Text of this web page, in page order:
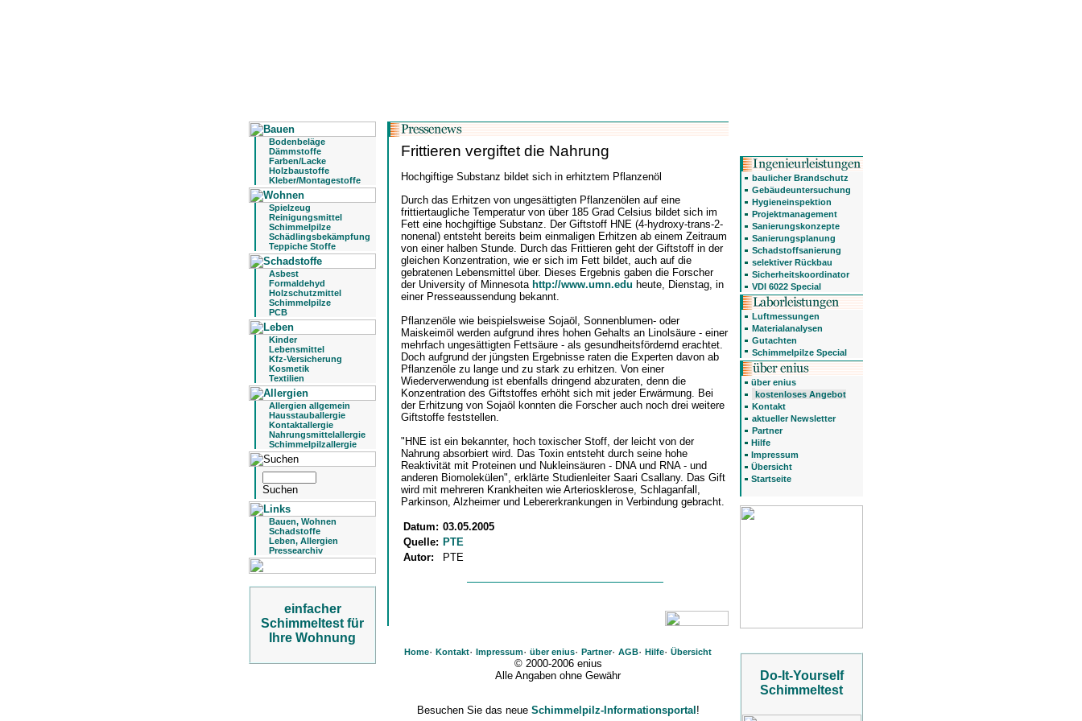
Bodenbeläge
Dämmstoffe
Farben/Lacke
Holzbaustoffe
Kleber/Montagestoffe
Spielzeug
Reinigungsmittel
Schimmelpilze
Schädlingsbekämpfung
Teppiche Stoffe
Asbest
Formaldehyd
Holzschutzmittel
Schimmelpilze
PCB
Kinder
Lebensmittel
Kfz-Versicherung
Kosmetik
Textilien
Allergien allgemein
Hausstauballergie
Kontaktallergie
Nahrungsmittelallergie
Schimmelpilzallergie
Bauen, Wohnen
Schadstoffe
Leben, Allergien
Pressearchiv
einfacher
Schimmeltest für
Ihre Wohnung
Frittieren vergiftet die Nahrung
Hochgiftige Substanz bildet sich in erhitztem Pflanzenöl
Durch das Erhitzen von ungesättigten Pflanzenölen auf eine
frittiertaugliche Temperatur von über 185 Grad Celsius bildet sich im
Fett eine hochgiftige Substanz. Der Giftstoff HNE (4-hydroxy-trans-2-
nonenal) entsteht bereits beim einmaligen Erhitzen ab einem Zeitraum
von einer halben Stunde. Durch das Frittieren geht der Giftstoff in der
gleichen Konzentration, wie er sich im Fett bildet, auch auf die
gebratenen Lebensmittel über. Dieses Ergebnis gaben die Forscher
der University of Minnesota http://www.umn.edu heute, Dienstag, in
einer Presseaussendung bekannt.
Pflanzenöle wie beispielsweise Sojaöl, Sonnenblumen- oder
Maiskeimöl werden aufgrund ihres hohen Gehalts an Linolsäure - einer
mehrfach ungesättigten Fettsäure - als gesundheitsfördernd erachtet.
Doch aufgrund der jüngsten Ergebnisse raten die Experten davon ab
Pflanzenöle zu lange und zu stark zu erhitzen. Von einer
Wiederverwendung ist ebenfalls dringend abzuraten, denn die
Konzentration des Giftstoffes erhöht sich mit jeder Erwärmung. Bei
der Erhitzung von Sojaöl konnten die Forscher auch noch drei weitere
Giftstoffe feststellen.
"HNE ist ein bekannter, hoch toxischer Stoff, der leicht von der
Nahrung absorbiert wird. Das Toxin entsteht durch seine hohe
Reaktivität mit Proteinen und Nukleinsäuren - DNA und RNA - und
anderen Biomolekülen", erklärte Studienleiter Saari Csallany. Das Gift
wird mit mehreren Krankheiten wie Arteriosklerose, Schlaganfall,
Parkinson, Alzheimer und Lebererkrankungen in Verbindung gebracht.
Datum: 03.05.2005
Quelle: PTE
Autor:
PTE
Home· Kontakt· Impressum· über enius· Partner· AGB· Hilfe· Übersicht
© 2000-2006 enius
Alle Angaben ohne Gewähr
Besuchen Sie das neue Schimmelpilz-Informationsportal !
baulicher Brandschutz
Gebäudeuntersuchung
Hygieneinspektion
Projektmanagement
Sanierungskonzepte
Sanierungsplanung
Schadstoffsanierung
selektiver Rückbau
Sicherheitskoordinator
VDI 6022 Special
Luftmessungen
Materialanalysen
Gutachten
Schimmelpilze Special
über enius
kostenloses Angebot
Kontakt
aktueller Newsletter
Partner
Hilfe
Impressum
Übersicht
Startseite
Do-It-Yourself
Schimmeltest